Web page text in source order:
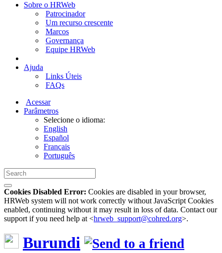
Sobre o HRWeb
Patrocinador
Um recurso crescente
Marcos
Governança
Equipe HRWeb
Ajuda
Links Úteis
FAQs
Acessar
Parâmetros
Selecione o idioma:
English
Español
Français
Português
Cookies Disabled Error: Cookies are disabled in your browser,
HRWeb system will not work correctly without JavaScript Cookies
enabled, continuing without it may result in loss of data. Contact our
support if you need help at <hrweb_support@cohred.org>.
Burundi